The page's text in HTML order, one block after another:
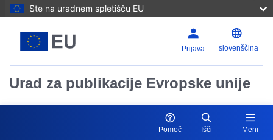
Ste na uradnem spletišču EU
Prijava slovenščina
Urad za publikacije Evropske unije
Pomoč Išči Meni